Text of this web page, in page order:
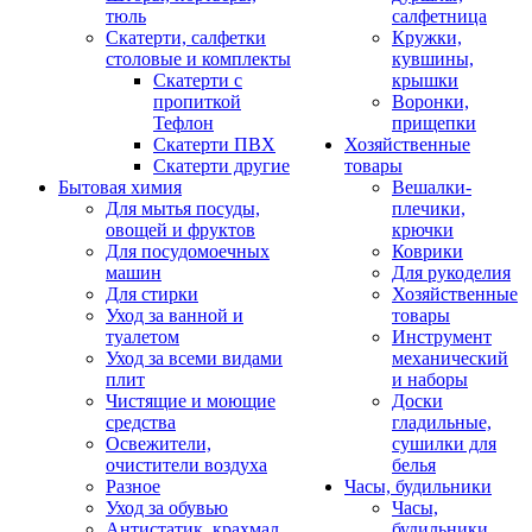
тюль
Скатерти, салфетки
столовые и комплекты
Скатерти с
пропиткой
Тефлон
Скатерти ПВХ
Скатерти другие
Бытовая химия
Для мытья посуды,
овощей и фруктов
Для посудомоечных
машин
Для стирки
Уход за ванной и
туалетом
Уход за всеми видами
плит
Чистящие и моющие
средства
Освежители,
очистители воздуха
Разное
Уход за обувью
салфетница
Кружки,
кувшины,
крышки
Воронки,
прищепки
Хозяйственные
товары
Вешалки-
плечики,
крючки
Коврики
Для рукоделия
Хозяйственные
товары
Инструмент
механический
и наборы
Доски
гладильные,
сушилки для
белья
Часы, будильники
Часы,